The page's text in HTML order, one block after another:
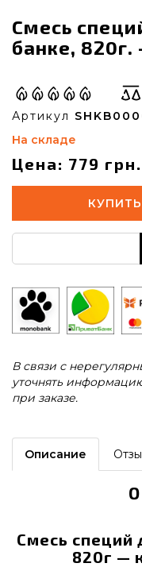
Смесь
банке, 820г.
Артикул
На складе
Цена: 779 грн.
КУПИТЬ
В связи с
уточнять
при заказе.
Описание
Смесь специй
820г —